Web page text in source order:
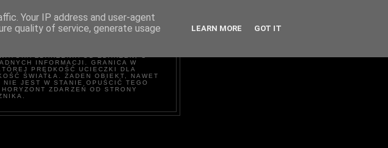
INFORMACJI. GRANICA W
PRĘDKOŚĆ UCIECZKI DLA
ŚWIATŁA. ŻADEN OBIEKT, NAWET
NIE JEST W STANIE OPUŚCIĆ TEGO
ZDARZEŃ OD STRONY
Your IP address and user-agent
quality of service, generate usage
LEARN MORE GOT IT